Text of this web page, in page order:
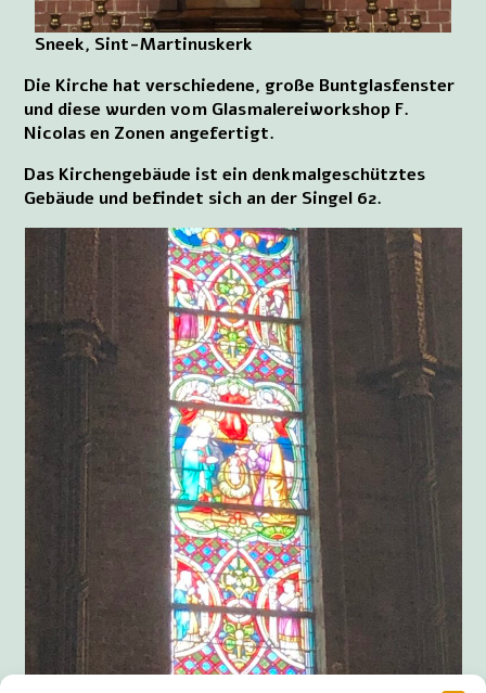
Sneek, Sint-Martinuskerk
Die Kirche hat verschiedene, große Buntglasfenster
und diese wurden vom Glasmalereiworkshop F.
Nicolas en Zonen angefertigt.
Das Kirchengebäude ist ein denkmalgeschütztes
Gebäude und befindet sich an der Singel 62.